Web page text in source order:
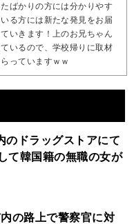
ばかりの方には分かりやす
る方には新たな発見をお届
いきます！上のお兄ちゃん
いるので、学校帰りに取材
っていますｗｗ
のドラッグストアにて
て韓国籍の無職の女が
の路上で警察官に対